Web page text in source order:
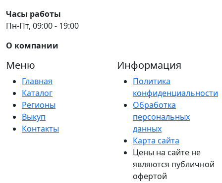
Часы работы
Пн-Пт, 09:00 - 19:00
О компании
Меню
Главная
Каталог
Регионы
Выкуп
Контакты
Информация
Политика
конфиденциальности
Обработка
персональных
данных
Карта сайта
Цены на сайте не
являются публичной
офертой